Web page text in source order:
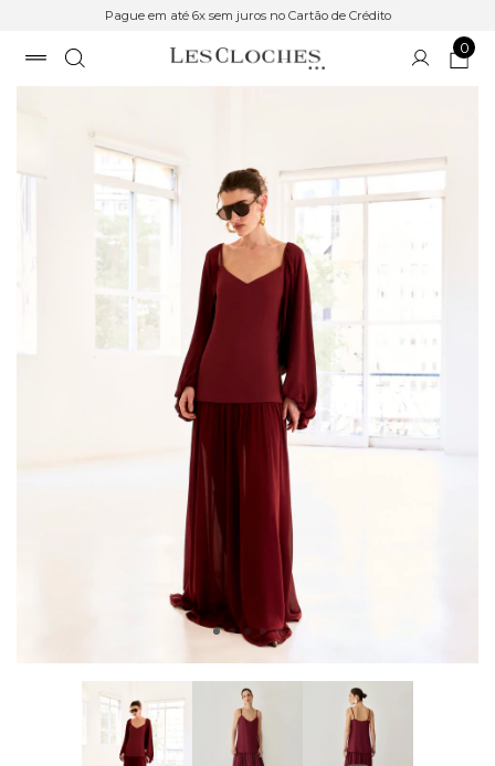
Pague em até 6x sem juros no Cartão de Crédito
0